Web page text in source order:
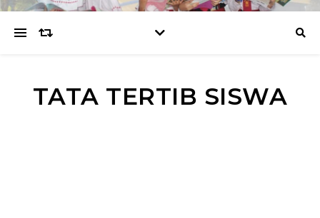
TATA TERTIB SISWA